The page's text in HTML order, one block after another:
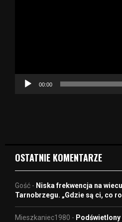
c
00:00
OSTATNIE KOMENTARZE
Gość - Niska frekwencja na
Tarnobrzegu. „Gdzie są ci, co
Mieszkaniec1980 - Podświetlony